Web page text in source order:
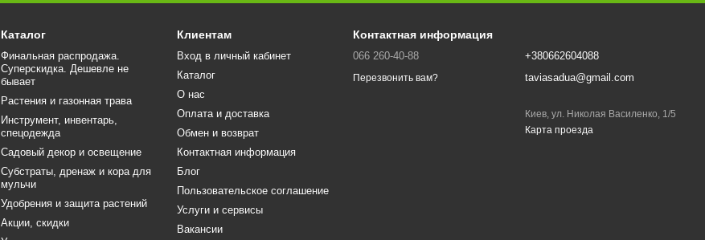
Каталог
Финальная распродажа.
Суперскидка. Дешевле не
бывает
Растения и газонная трава
Инструмент, инвентарь,
спецодежда
Садовый декор и освещение
Субстраты, дренаж и кора для
мульчи
Удобрения и защита растений
Акции, скидки
Клиентам
Вход в личный кабинет
Каталог
О нас
Оплата и доставка
Обмен и возврат
Контактная информация
Блог
Пользовательское соглашение
Услуги и сервисы
Вакансии
Контактная информация
066 260-40-88
Перезвонить вам?
+380662604088
taviasadua@gmail.com
Киев, ул. Николая Василенко, 1/5
Карта проезда